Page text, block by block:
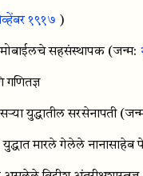
१९१७ )
सहसंस्थापक (जन्म:
युद्धातील सरसेनापती
मारले गेलेले नानासाहेब